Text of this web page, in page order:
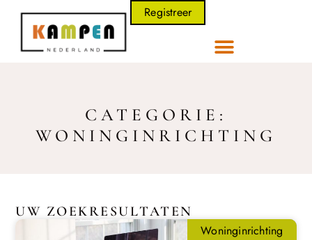
Registreer
CATEGORIE:
WONINGINRICHTING
UW ZOEKRESULTATEN
Woninginrichting